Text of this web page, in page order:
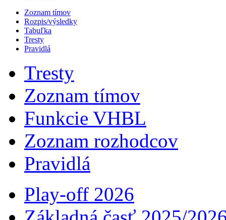
Zoznam tímov
Rozpis/výsledky
Tabuľka
Tresty
Pravidlá
Tresty
Zoznam tímov
Funkcie VHBL
Zoznam rozhodcov
Pravidlá
Play-off 2026